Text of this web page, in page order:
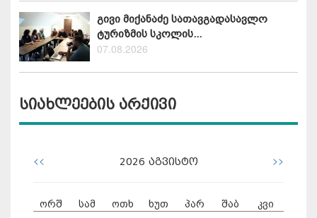
გივი მიქანაძე სათავგადასავლო
ტურიზმის სკოლის...
07.08.2026
სიახლეების არქივი
<< 2026 აგვისტო >>
ორშ სამ ოთხ ხუთ პარ შაბ კვი